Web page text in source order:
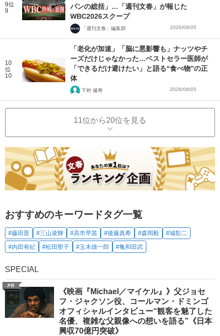
9位
9
パンの総括」…「週刊文春」が報じた
WBC2026スクープ
「週刊文春」編集部 2026/08/05
10
位
10
「老化が加速」「脳に悪影響も」ナッツやチ
ーズだけじゃなかった…ベストセラー医師が
「できるだけ避けたい」と語る“食べ物”の正
体
下村 健寿 2026/08/05
11位から20位を見る
おすすめのキーワードタグ一覧
#藤田晋 #三山凌輝 #高市早苗 #後藤真希 #森岡毅
#城彰二
#内田有紀
#松田聖子 #玉木雄一郎 #亀和田武
SPECIAL
PR
《映画『Michael／マイケル』》父ジョセ
フ・ジャクソン役、コールマン・ドミンゴ
オフィシャルインタビュー“観客を魅了した
名優、複雑な父親像への想いを語る”《日本
興収70億円突破》